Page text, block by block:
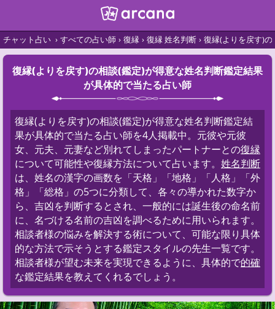
チャット占い すべての占い師 復縁 復縁 姓名判断 復縁(よりを戻す)
復縁(よりを戻す)の相談(鑑定)が得意な姓名判断鑑定結果
が具体的で当たる占い師
復縁(よりを戻す)の相談(鑑定)が得意な姓名判断鑑定結
果が具体的で当たる占い師を4人掲載中。元彼や元彼
女、元夫、元妻など別れてしまったパートナーとの復縁
について可能性や復縁方法について占います。 姓名判断
は、姓名の漢字の画数を「天格」「地格」「人格」「外
格」「総格」の5つに分類して、各々の導かれた数字か
ら、吉凶を判断するとされ、一般的には誕生後の命名前
に、名づける名前の吉凶を調べるために用いられます。
相談者様の悩みを解決する術について、可能な限り具体
的な方法で示そうとする鑑定スタイルの先生一覧です。
相談者様が望む未来を実現できるように、具体的で的確
な鑑定結果を教えてくれるでしょう。